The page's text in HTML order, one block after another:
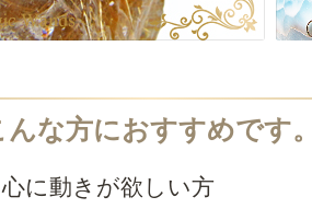
心に動きが欲しい方